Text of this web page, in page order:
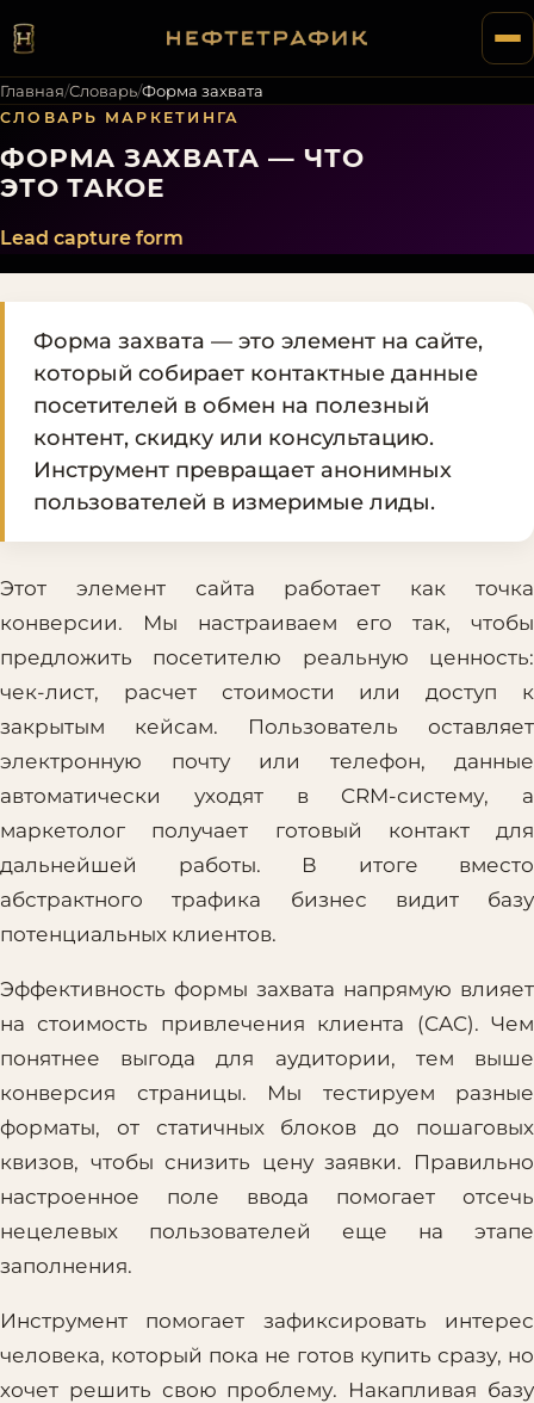
Главная/Словарь/Форма захвата
СЛОВАРЬ МАРКЕТИНГА
ФОРМА ЗАХВАТА — ЧТО
ЭТО ТАКОЕ
Lead capture form
Форма захвата — это элемент на сайте,
который собирает контактные данные
посетителей в обмен на полезный
контент, скидку или консультацию.
Инструмент превращает анонимных
пользователей в измеримые лиды.
Этот элемент сайта работает как точка
конверсии. Мы настраиваем его так, чтобы
предложить посетителю реальную ценность:
чек-лист, расчет стоимости или доступ к
закрытым кейсам. Пользователь оставляет
электронную почту или телефон, данные
автоматически уходят в CRM-систему, а
маркетолог получает готовый контакт для
дальнейшей работы. В итоге вместо
абстрактного трафика бизнес видит базу
потенциальных клиентов.
Эффективность формы захвата напрямую влияет
на стоимость привлечения клиента (CAC). Чем
понятнее выгода для аудитории, тем выше
конверсия страницы. Мы тестируем разные
форматы, от статичных блоков до пошаговых
квизов, чтобы снизить цену заявки. Правильно
настроенное поле ввода помогает отсечь
нецелевых пользователей еще на этапе
заполнения.
Инструмент помогает зафиксировать интерес
человека, который пока не готов купить сразу, но
хочет решить свою проблему. Накапливая базу